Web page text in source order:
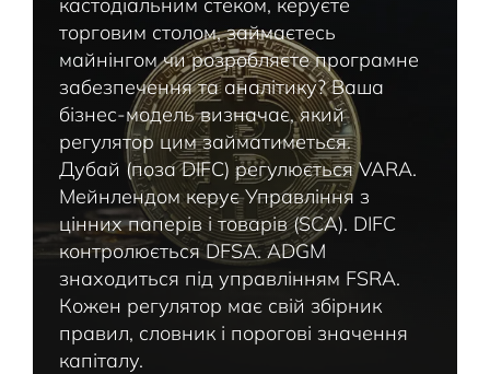
торговим столом, займаєтесь
майнінгом чи розробляєте програмне
забезпечення та аналітику? Ваша
бізнес-модель визначає, який
регулятор цим займатиметься.
Дубай (поза DIFC) регулюється VARA.
Мейнлендом керує Управління з
цінних паперів і товарів (SCA). DIFC
контролюється DFSA. ADGM
знаходиться під управлінням FSRA.
Кожен регулятор має свій збірник
правил, словник і порогові значення
капіталу.